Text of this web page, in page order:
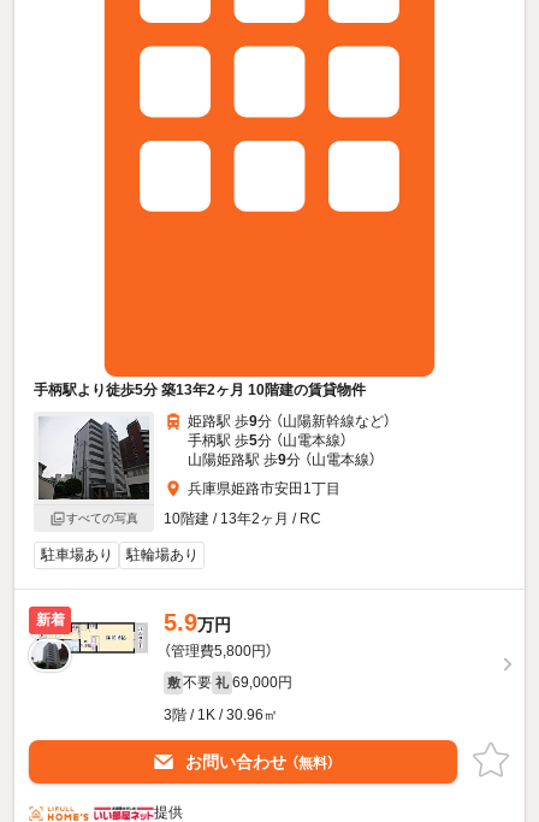
手柄駅より徒歩5分 築13年2ヶ月 10階建の賃貸物件
すべての写真
姫路駅 歩9分 （山陽新幹線など）
手柄駅 歩5分 （山電本線）
山陽姫路駅 歩9分 （山電本線）
兵庫県姫路市安田1丁目
10階建 / 13年2ヶ月 / RC
駐車場あり 駐輪場あり
新着 5.9万円
（管理費5,800円）
敷 不要 礼 69,000円
3階 / 1K / 30.96㎡
お問い合わせ （無料）
提供